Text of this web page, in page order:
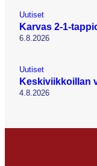
Uutiset
Karvas 2-1-
6.8.2026
Uutiset
Keskiviikkoillan
4.8.2026